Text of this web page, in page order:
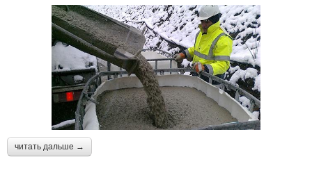
читать дальше →